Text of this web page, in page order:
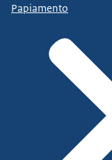
Papiamento